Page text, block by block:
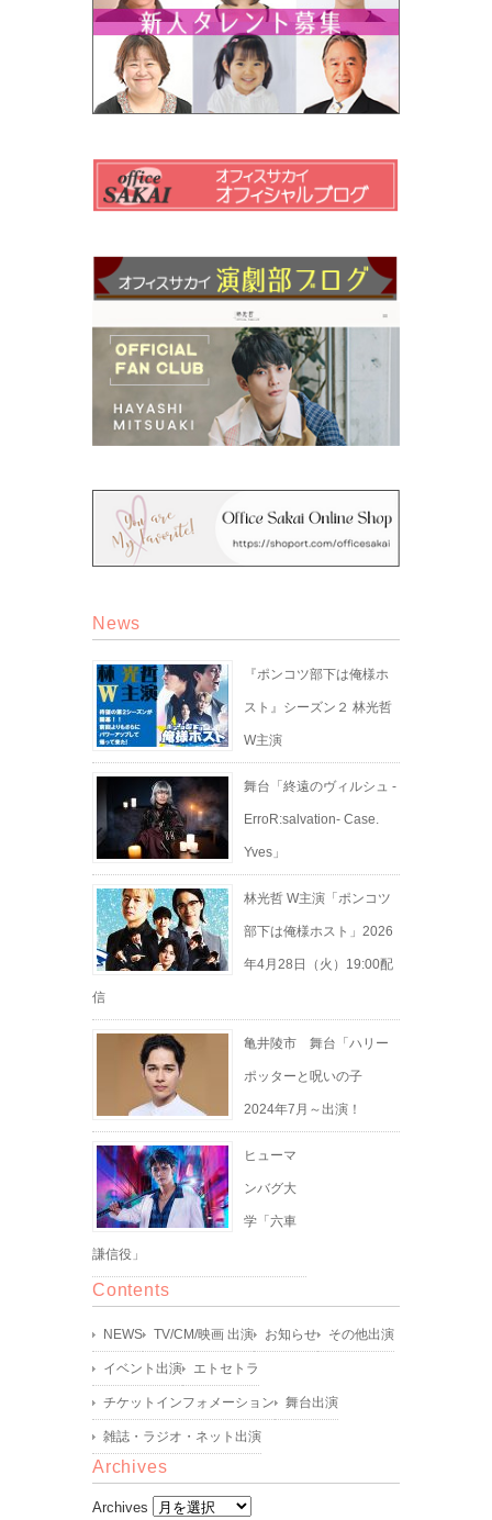
News
『ポンコツ部下は俺様ホ
スト』シーズン２ 林光哲
W主演
舞台「終遠のヴィルシュ -
ErroR:salvation- Case.
Yves」
林光哲 W主演「ポンコツ
部下は俺様ホスト」2026
年4月28日（火）19:00配
信
亀井陵市 舞台「ハリー
ポッターと呪いの子
2024年7月～出演！
ヒューマ
ンバグ大
学「六車
謙信役」
Contents
NEWS TV/CM/映画 出演 お知らせ その他出演
イベント出演 エトセトラ
チケットインフォメーション 舞台出演
雑誌・ラジオ・ネット出演
Archives
Archives